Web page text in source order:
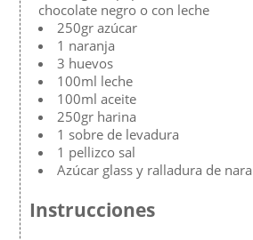
chocolate negro o con leche
250gr azúcar
1 naranja
3 huevos
100ml leche
100ml aceite
250gr harina
1 sobre de levadura
1 pellizco sal
Azúcar glass y ralladura de
Instrucciones